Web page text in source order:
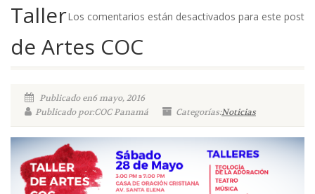
Los comentarios están desactivados para este post
Taller
de Artes COC
Publicado en6 mayo, 2016
Publicado por:COC Panamá
Categorías:Noticias